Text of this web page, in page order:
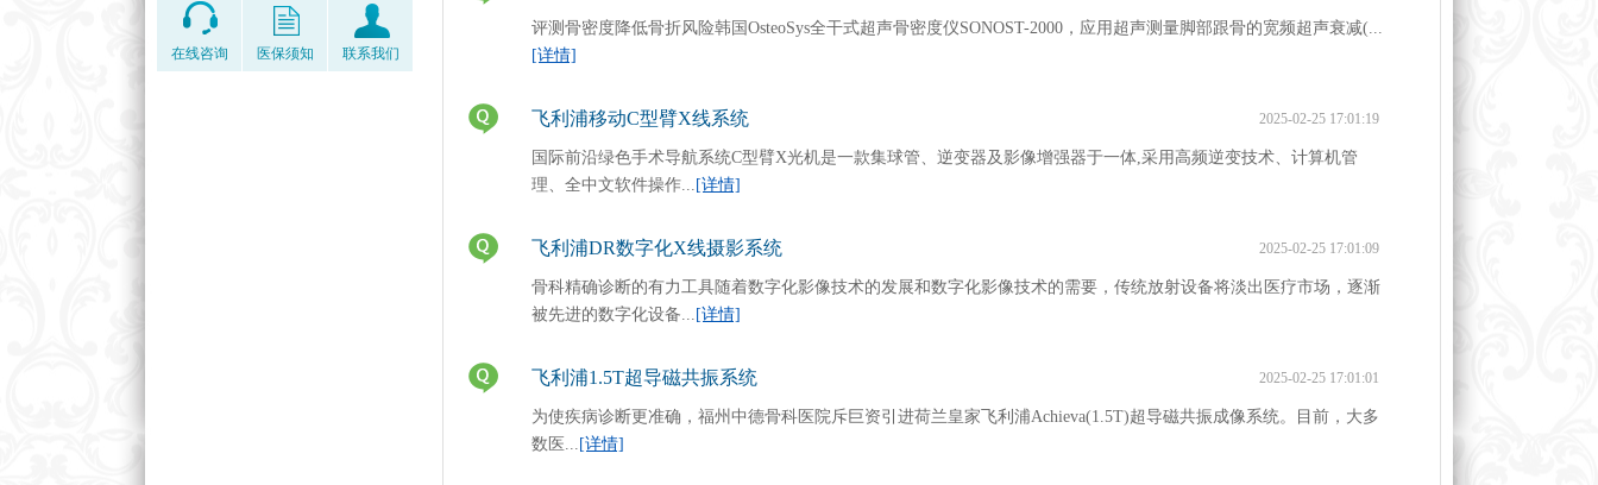
在线咨询 医保须知 联系我们
评测骨密度降低骨折风险韩国OsteoSys全干式超声骨密度仪SONOST-2000，应用超声测量脚部跟骨的宽频超声衰减(...
[详情]
飞利浦移动C型臂X线系统 2025-02-25 17:01:19
国际前沿绿色手术导航系统C型臂X光机是一款集球管、逆变器及影像增强器于一体,采用高频逆变技术、计算机管
理、全中文软件操作... [详情]
飞利浦DR数字化X线摄影系统 2025-02-25 17:01:09
骨科精确诊断的有力工具随着数字化影像技术的发展和数字化影像技术的需要，传统放射设备将淡出医疗市场，逐渐
被先进的数字化设备... [详情]
飞利浦1.5T超导磁共振系统 2025-02-25 17:01:01
为使疾病诊断更准确，福州中德骨科医院斥巨资引进荷兰皇家飞利浦Achieva(1.5T)超导磁共振成像系统。目前，大多
数医... [详情]